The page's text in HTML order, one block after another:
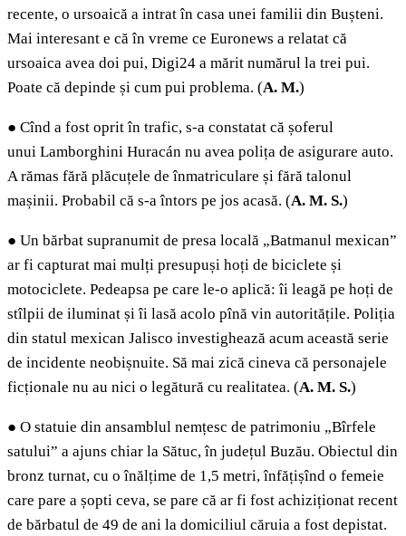
recente, o ursoaică a intrat în casa unei familii din Bușteni.
Mai interesant e că în vreme ce Euronews a relatat că
ursoaica avea doi pui, Digi24 a mărit numărul la trei pui.
Poate că depinde și cum pui problema. (A. M.)
● Cînd a fost oprit în trafic, s-a constatat că șoferul
unui Lamborghini Huracán nu avea polița de asigurare auto.
A rămas fără plăcuțele de înmatriculare și fără talonul
mașinii. Probabil că s-a întors pe jos acasă. (A. M. S.)
● Un bărbat supranumit de presa locală „Batmanul mexican”
ar fi capturat mai mulți presupuși hoți de biciclete și
motociclete. Pedeapsa pe care le-o aplică: îi leagă pe hoți de
stîlpii de iluminat și îi lasă acolo pînă vin autoritățile. Poliția
din statul mexican Jalisco investighează acum această serie
de incidente neobișnuite. Să mai zică cineva că personajele
ficționale nu au nici o legătură cu realitatea. (A. M. S.)
● O statuie din ansamblul nemțesc de patrimoniu „Bîrfele
satului” a ajuns chiar la Sătuc, în județul Buzău. Obiectul din
bronz turnat, cu o înălțime de 1,5 metri, înfățișînd o femeie
care pare a șopti ceva, se pare că ar fi fost achiziționat recent
de bărbatul de 49 de ani la domiciliul căruia a fost depistat.